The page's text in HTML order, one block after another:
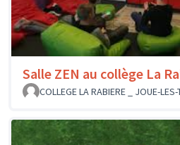
Salle ZEN au collège La
COLLEGE LA RABIERE _ JOUE-LES-